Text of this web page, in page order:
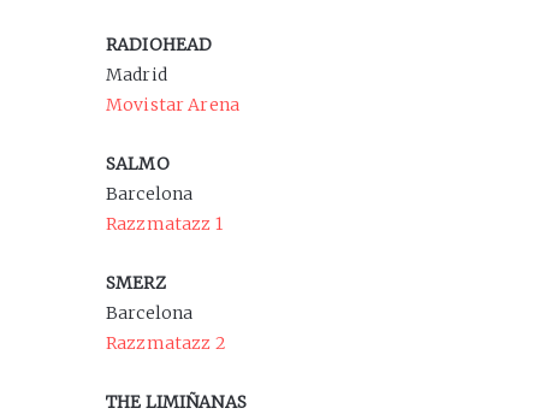
RADIOHEAD
Madrid
Movistar Arena
SALMO
Barcelona
Razzmatazz 1
SMERZ
Barcelona
Razzmatazz 2
THE LIMIÑANAS